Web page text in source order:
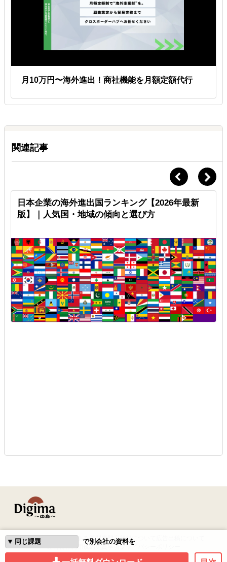
月10万円〜海外進出！商社機能を月額定額代行
関連記事
日本企業の海外進出国ランキング【2026年最新
版】｜人気国・地域の傾向と選び方
で別会社の資料を
はじめての方へ よくある質問 専門家登録について
運営会社利用規約 免責事項 プライバシーポリシー